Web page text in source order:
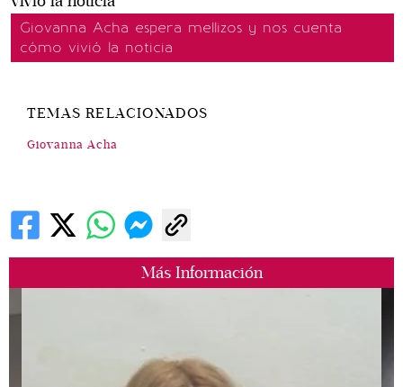
Más Información
Giovanna Acha espera mellizos y nos cuenta
cómo vivió la noticia
TEMAS RELACIONADOS
Giovanna Acha